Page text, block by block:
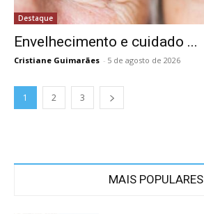
Destaque
Envelhecimento e cuidado ...
Cristiane Guimarães - 5 de agosto de 2026
1 2 3
MAIS POPULARES